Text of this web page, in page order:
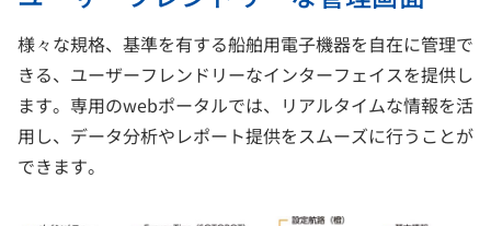
様々な規格、基準を有する船舶用電子機器を自在に管理で
きる、ユーザーフレンドリーなインターフェイスを提供し
ます。専用のwebポータルでは、リアルタイムな情報を活
用し、データ分析やレポート提供をスムーズに行うことが
できます。